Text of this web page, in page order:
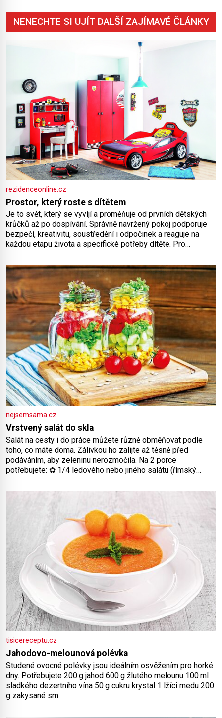
NENECHTE SI UJÍT DALŠÍ ZAJÍMAVÉ ČLÁNKY
rezidenceonline.cz
Prostor, který roste s dítětem
Je to svět, který se vyvíjí a proměňuje od prvních dětských
krůčků až po dospívání. Správně navržený pokoj podporuje
bezpečí, kreativitu, soustředění i odpočinek a reaguje na
každou etapu života a specifické potřeby dítěte. Pro
by pokoj miminka měl působit především klidně a útulně.
Předškolní věk je
nejsemsama.cz
Vrstvený salát do skla
Salát na cesty i do práce můžete různě obměňovat podle
toho, co máte doma. Zálivkou ho zalijte až těsně před
podáváním, aby zeleninu nerozmočila. Na 2 porce
potřebujete: ✿ 1/4 ledového nebo jiného salátu (římský
2 rajčata Zálivka: ✿ 4 lžíce olivového oleje ✿ 1 lžíci citronové
šťávy ✿ ½ stroužku
tisicereceptu.cz
Jahodovo-melounová polévka
Studené ovocné polévky jsou ideálním osvěžením pro horké
dny. Potřebujete 200 g jahod 600 g žlutého melounu 100 ml
sladkého dezertního vína 50 g cukru krystal 1 lžíci medu 200
g zakysané sm